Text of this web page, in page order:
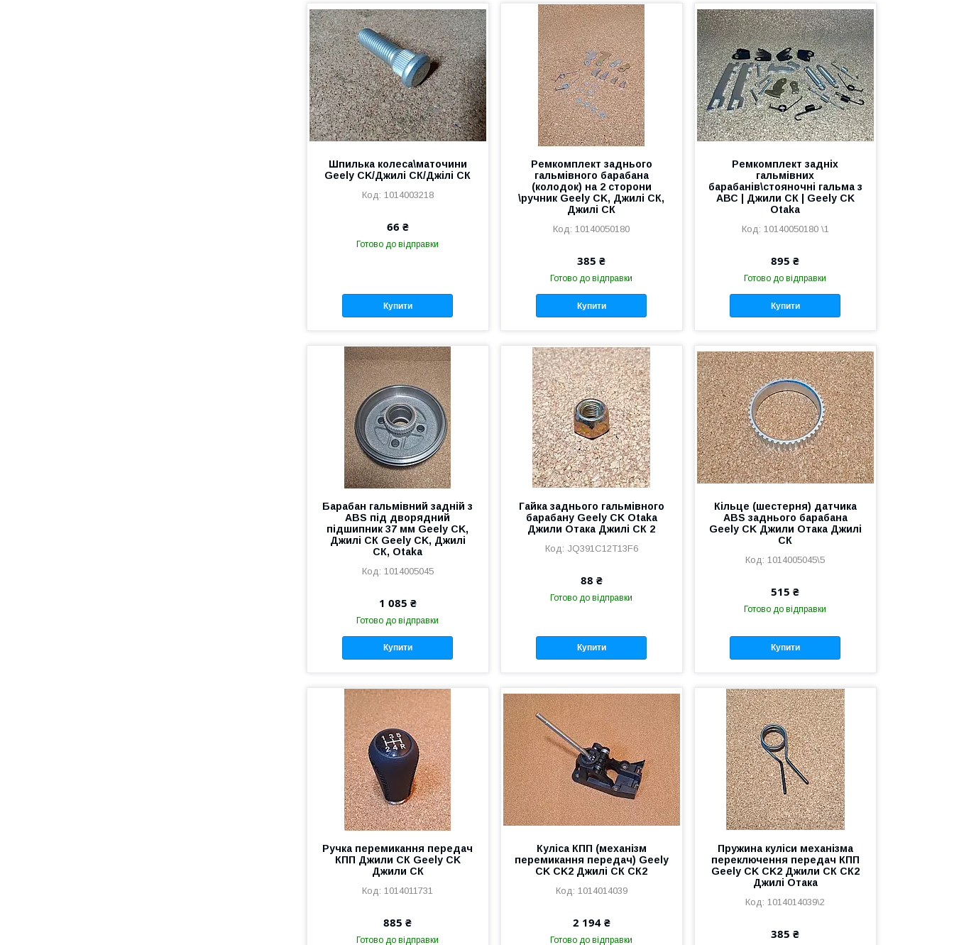
Шпилька колеса\маточини
Geely CK/Джилі СК/Джілі СК
1014003218
66 ₴
Готово до відправки
Купити
Ремкомплект заднього
гальмівного барабана
(колодок) на 2 сторони
\ручник Geely CK, Джилі СК,
Джилі СК
10140050180
385 ₴
Готово до відправки
Купити
Ремкомплект задніх
гальмівних
барабанів\стояночні гальма з
АВС | Джили СК | Geely CK
Otaka
10140050180 \1
895 ₴
Готово до відправки
Купити
Барабан гальмівний задній з
ABS під дворядний
підшипник 37 мм Geely CK,
Джилі СК Geely CK, Джилі
СК, Otaka
1014005045
1 085 ₴
Готово до відправки
Купити
Гайка заднього гальмівного
барабану Geely CK Otaka
Джили Отака Джилі СК 2
JQ391C12T13F6
88 ₴
Готово до відправки
Купити
Кільце (шестерня) датчика
ABS заднього барабана
Geely CK Джили Отака Джилі
СК
1014005045\5
515 ₴
Готово до відправки
Купити
Ручка перемикання передач
КПП Джили СК Geely CK
Джили СК
1014011731
885 ₴
Готово до відправки
Куліса КПП (механізм
перемикання передач) Geely
CK CK2 Джилі СК СК2
1014014039
2 194 ₴
Готово до відправки
Пружина куліси механізма
переключення передач КПП
Geely CK CK2 Джили СК СК2
Джилі Отака
1014014039\2
385 ₴